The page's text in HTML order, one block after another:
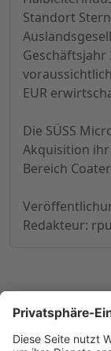
Standort
Geschäftsjahr
EUR
Die SÜSS
Akquisition
Bereich
Redakteur: rpu
© 1998-2026by
Datenschutz